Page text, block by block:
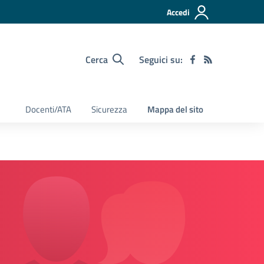
Accedi
Cerca Seguici su:
Docenti/ATA Sicurezza Mappa del sito